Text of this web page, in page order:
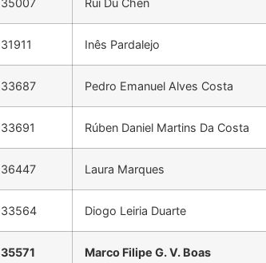
35007 Rui Du Chen
31911 Inês Pardalejo
33687 Pedro Emanuel Alves Costa
33691 Rúben Daniel Martins Da Costa
36447 Laura Marques
33564 Diogo Leiria Duarte
35571 Marco Filipe G. V. Boas